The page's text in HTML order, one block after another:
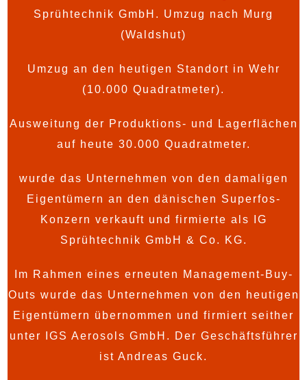
Sprühtechnik GmbH. Umzug nach Murg
(Waldshut)
Umzug an den heutigen Standort in Wehr
(10.000 Quadratmeter).
Ausweitung der Produktions- und Lagerflächen
auf heute 30.000 Quadratmeter.
wurde das Unternehmen von den damaligen
Eigentümern an den dänischen Superfos-
Konzern verkauft und firmierte als IG
Sprühtechnik GmbH & Co. KG.
Im Rahmen eines erneuten Management-Buy-
Outs wurde das Unternehmen von den heutigen
Eigentümern übernommen und firmiert seither
unter IGS Aerosols GmbH. Der Geschäftsführer
ist Andreas Guck.